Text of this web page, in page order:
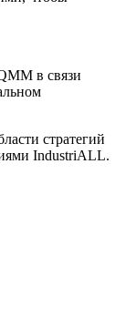
в связи
стратегий
IndustriALL.